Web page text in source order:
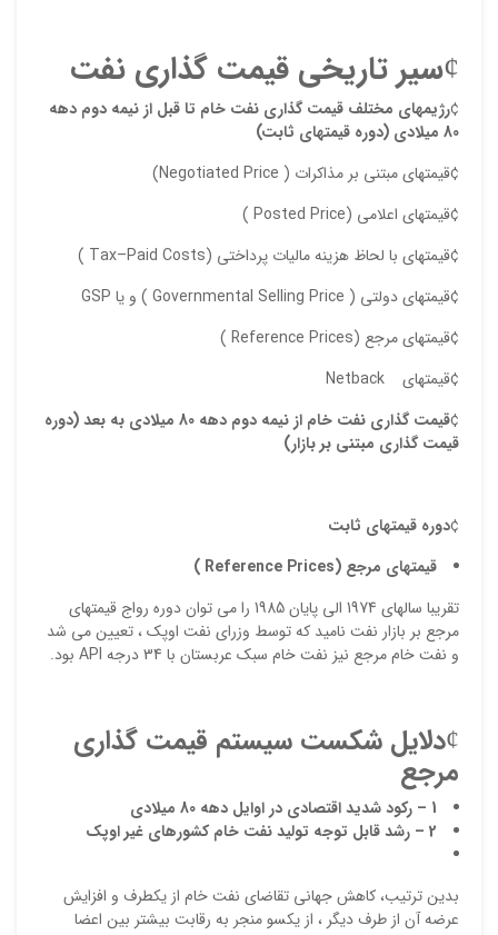
¢سیر تاریخی قیمت گذاری نفت
¢رژيمهاي مختلف قيمت گذاري نفت خام تا قبل از نيمه دوم دهه
80 ميلادي (دوره قيمتهاي ثابت)
¢قيمتهاي مبتني بر مذاكرات ( Negotiated Price)
¢قيمتهاي اعلامي (Posted Price )
¢قيمتهاي با لحاظ هزينه ماليات پرداختي (Tax–Paid Costs )
¢قيمتهاي دولتي ( Governmental Selling Price ) و يا GSP
¢قيمتهاي مرجع (Reference Prices )
¢قيمتهاي Netback
¢
قيمت گذاري نفت خام از نيمه دوم دهه 80 ميلادي به بعد (دوره
قیمت گذاری مبتنی بر بازار)
¢دوره قيمتهاي ثابت
قيمتهاي مرجع (Reference Prices
)
تقريبا سالهاي 1974 الي پايان 1985 را مي توان دوره رواج قيمتهاي
مرجع بر بازار نفت ناميد كه توسط وزراي نفت اوپك ، تعيين مي شد
و نفت خام مرجع نيز نفت خام سبك عربستان با 34 درجه API بود.
¢دلایل شکست سیستم قیمت گذاری
مرجع
1 – ركود شديد اقتصادي در اوايل دهه 80 ميلادي
2 – رشد قابل توجه توليد نفت خام كشورهاي غير اوپك
بدين ترتيب، كاهش جهاني تقاضاي نفت خام از يكطرف و افزايش
عرضه آن از طرف ديگر ، از يكسو منجر به رقابت بيشتر بين اعضا